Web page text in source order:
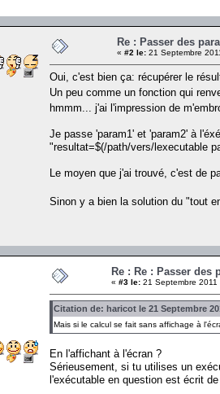
Re : Passer des
« #2 le: 21 Septembre
Oui, c'est bien ça: récupérer le
Un peu comme un fonction qui
hmmm... j'ai l'impression de
Je passe 'param1' et 'param2' à
"resultat=$(/path/vers/lexecutable
Le moyen que j'ai trouvé, c'est de
Sinon y a bien la solution du "tout
Re : Re : Passer des
« #3 le: 21 Septembre
Citation de: haricot le 21 Septembre
Mais si le calcul se fait sans affichage à
En l'affichant à l'écran ?
Sérieusement, si tu utilises un
l'exécutable en question est écrit